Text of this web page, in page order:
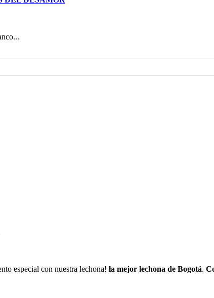
especial con nuestra lechona! la mejor lechona de Bogotá.